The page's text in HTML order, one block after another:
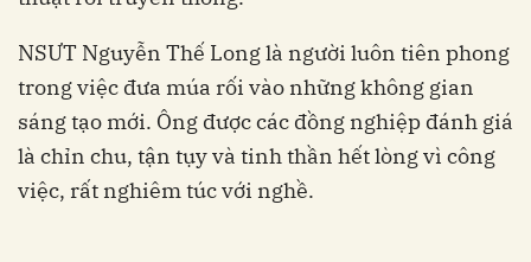
NSƯT Nguyễn Thế Long là người luôn tiên phong
trong việc đưa múa rối vào những không gian
sáng tạo mới. Ông được các đồng nghiệp đánh giá
là chỉn chu, tận tụy và tinh thần hết lòng vì công
việc, rất nghiêm túc với nghề.